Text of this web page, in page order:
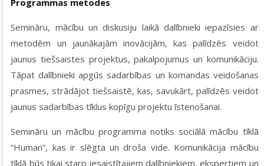
Semināru, mācību un diskusiju laikā dalībnieki iepazīsies ar
metodēm un jaunākajām inovācijām, kas palīdzēs veidot
jaunus tiešsaistes projektus, pakalpojumus un komunikāciju.
Tāpat dalībnieki apgūs sadarbības un komandas veidošanas
prasmes, strādājot tiešsaistē, kas, savukārt, palīdzēs veidot
jaunus sadarbības tīklus kopīgu projektu īstenošanai.
Semināru un mācību programma notiks sociālā mācību tīklā
“Human”, kas ir slēgta un droša vide. Komunikācija mācību
tīklā būs tikai starp iesaistītajiem dalībniekiem, ekspertiem un